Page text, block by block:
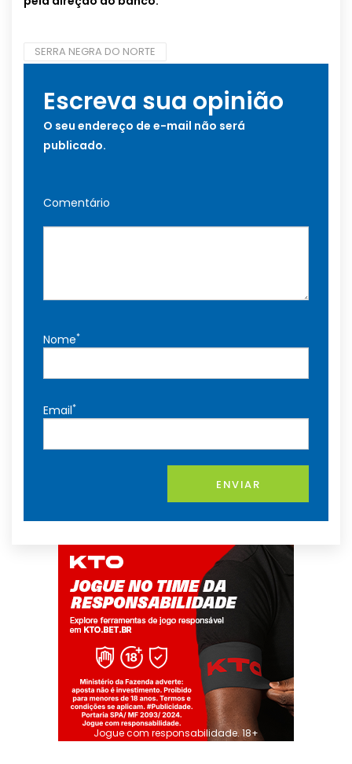
SERRA NEGRA DO NORTE
Escreva sua opinião
O seu endereço de e-mail não será
publicado.
Comentário
Nome*
Email*
ENVIAR
Jogue com responsabilidade. 18+